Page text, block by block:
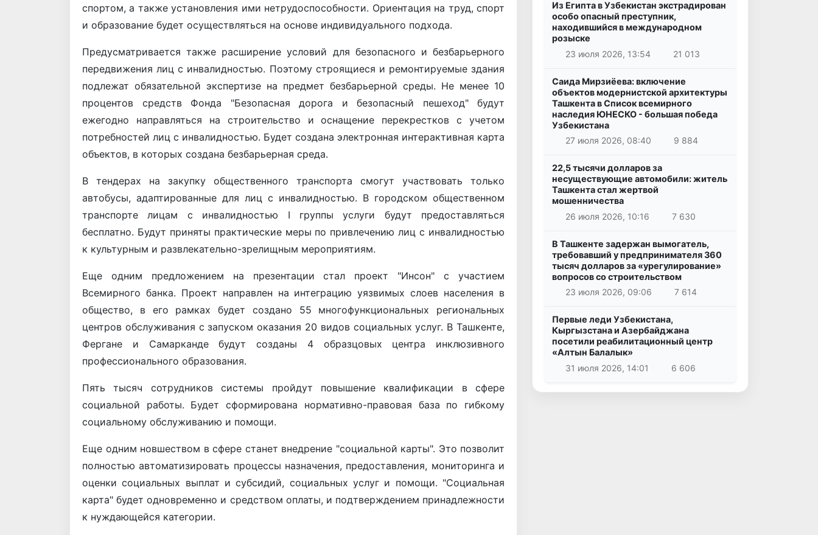
спортом, а также установления ими нетрудоспособности. Ориентация на труд, спорт
и образование будет осуществляться на основе индивидуального подхода.
Предусматривается также расширение условий для безопасного и безбарьерного
передвижения лиц с инвалидностью. Поэтому строящиеся и ремонтируемые здания
подлежат обязательной экспертизе на предмет безбарьерной среды. Не менее 10
процентов средств Фонда "Безопасная дорога и безопасный пешеход" будут
ежегодно направляться на строительство и оснащение перекрестков с учетом
потребностей лиц с инвалидностью. Будет создана электронная интерактивная карта
объектов, в которых создана безбарьерная среда.
В тендерах на закупку общественного транспорта смогут участвовать только
автобусы, адаптированные для лиц с инвалидностью. В городском общественном
транспорте лицам с инвалидностью I группы услуги будут предоставляться
бесплатно. Будут приняты практические меры по привлечению лиц с инвалидностью
к культурным и развлекательно-зрелищным мероприятиям.
Еще одним предложением на презентации стал проект "Инсон" с участием
Всемирного банка. Проект направлен на интеграцию уязвимых слоев населения в
общество, в его рамках будет создано 55 многофункциональных региональных
центров обслуживания с запуском оказания 20 видов социальных услуг. В Ташкенте,
Фергане и Самарканде будут созданы 4 образцовых центра инклюзивного
профессионального образования.
Пять тысяч сотрудников системы пройдут повышение квалификации в сфере
социальной работы. Будет сформирована нормативно-правовая база по гибкому
социальному обслуживанию и помощи.
Еще одним новшеством в сфере станет внедрение "социальной карты". Это позволит
полностью автоматизировать процессы назначения, предоставления, мониторинга и
оценки социальных выплат и субсидий, социальных услуг и помощи. "Социальная
карта" будет одновременно и средством оплаты, и подтверждением принадлежности
к нуждающейся категории.
Из Египта в Узбекистан экстрадирован
особо опасный преступник,
находившийся в международном
розыске
23 июля 2026, 13:54
21 013
Саида Мирзиёева: включение
объектов модернистской архитектуры
Ташкента в Список всемирного
наследия ЮНЕСКО - большая победа
Узбекистана
27 июля 2026, 08:40
9 884
22,5 тысячи долларов за
несуществующие автомобили: житель
Ташкента стал жертвой
мошенничества
26 июля 2026, 10:16
7 630
В Ташкенте задержан вымогатель,
требовавший у предпринимателя 360
тысяч долларов за «урегулирование»
вопросов со строительством
23 июля 2026, 09:06
7 614
Первые леди Узбекистана,
Кыргызстана и Азербайджана
посетили реабилитационный центр
«Алтын Балалык»
31 июля 2026, 14:01
6 606